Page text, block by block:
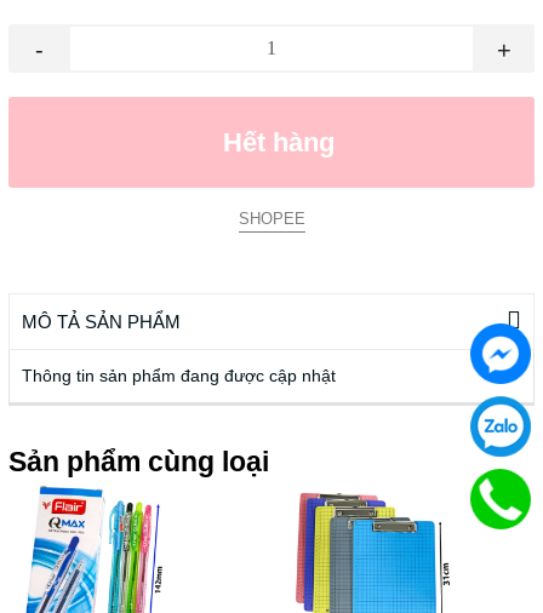
- +
Hết hàng
SHOPEE
MÔ TẢ SẢN PHẨM
Thông tin sản phẩm đang được cập nhật
Sản phẩm cùng loại